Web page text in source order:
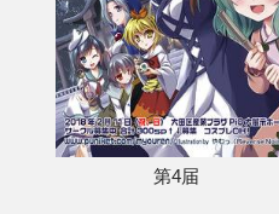
第4届